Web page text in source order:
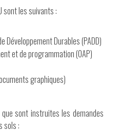
sont les suivants :
Développement Durables (PADD)
et de programmation (OAP)
graphiques)
sont instruites les demandes
sols :